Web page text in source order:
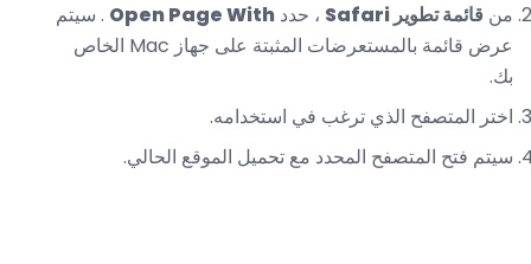
من قائمة تطوير Safari ، حدد Open Page With . سيتم
عرض قائمة بالمستعرضات المثبتة على جهاز Mac الخاص
بك.
اختر المتصفح الذي ترغب في استخدامه.
سيتم فتح المتصفح المحدد مع تحميل الموقع الحالي.